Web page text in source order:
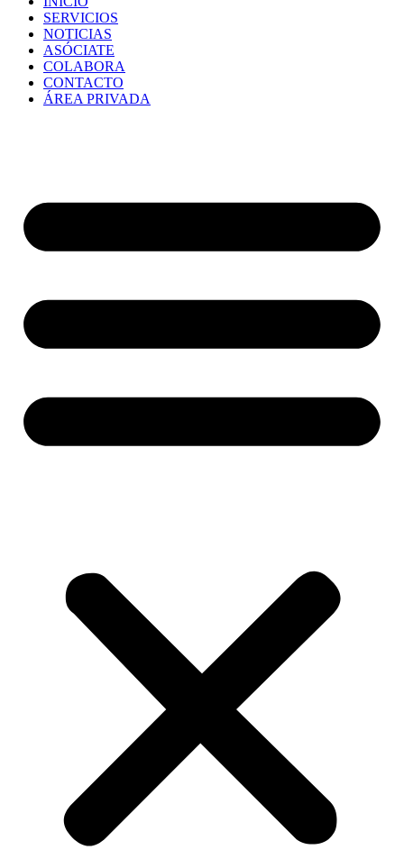
SERVICIOS
NOTICIAS
ASÓCIATE
COLABORA
CONTACTO
ÁREA PRIVADA